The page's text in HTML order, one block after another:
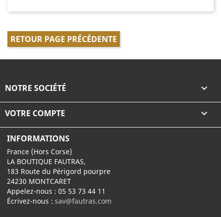
RETOUR PAGE PRÉCÉDENTE
NOTRE SOCIÉTÉ 
VOTRE COMPTE 
INFORMATIONS
France (Hors Corse)
LA BOUTIQUE FAUTRAS,
183 Route du Périgord pourpre
24230 MONTCARET
Appelez-nous :05 53 73 44 11
Écrivez-nous :sav@fautras.com